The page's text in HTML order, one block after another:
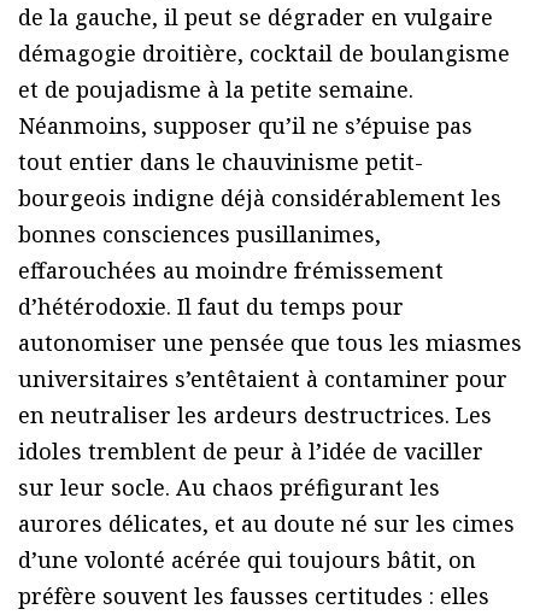
de la gauche, il peut se dégrader en vulgaire
démagogie droitière, cocktail de boulangisme
et de poujadisme à la petite semaine.
Néanmoins, supposer qu’il ne s’épuise pas
tout entier dans le chauvinisme petit-
bourgeois indigne déjà considérablement les
bonnes consciences pusillanimes,
effarouchées au moindre frémissement
d’hétérodoxie. Il faut du temps pour
autonomiser une pensée que tous les miasmes
universitaires s’entêtaient à contaminer pour
en neutraliser les ardeurs destructrices. Les
idoles tremblent de peur à l’idée de vaciller
sur leur socle. Au chaos préfigurant les
aurores délicates, et au doute né sur les cimes
d’une volonté acérée qui toujours bâtit, on
préfère souvent les fausses certitudes : elles